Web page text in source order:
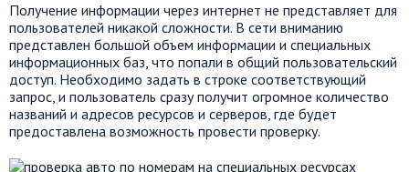
Получение информации через интернет не представляет для
пользователей никакой сложности. В сети вниманию
представлен большой объем информации и специальных
информационных баз, что попали в общий пользовательский
доступ. Необходимо задать в строке соответствующий
запрос, и пользователь сразу получит огромное количество
названий и адресов ресурсов и серверов, где будет
предоставлена возможность провести проверку.